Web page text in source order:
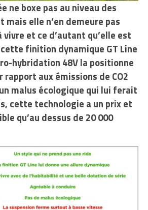
ne boxe pas au niveau des
elle n’en demeure pas
et ce d’autant qu’elle est
finition dynamique GT Line
hybridation 48V la positionne
aux émissions de CO2
malus écologique qui lui ferait
cette technologie a un prix et
qu’au dessus de 20 000